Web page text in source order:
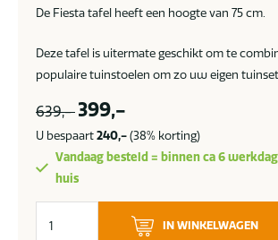
De Fiesta tafel heeft een hoogte van 75 cm.
Deze tafel is uitermate geschikt om te
populaire tuinstoelen om zo uw eigen
639,- 399,-
U bespaart240,-(38% korting)
Vandaag besteld = binnen ca 6
huis
IN WINKELWAGEN